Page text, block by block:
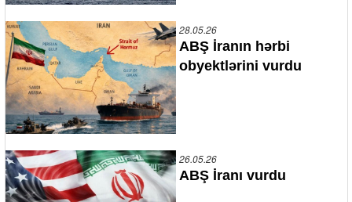
28.05.26
ABŞ İranın hərbi
obyektlərini vurdu
26.05.26
ABŞ İranı vurdu